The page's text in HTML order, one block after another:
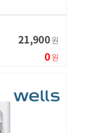
21,900원
0원